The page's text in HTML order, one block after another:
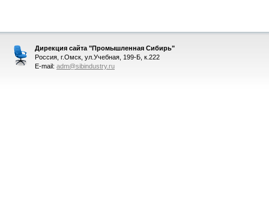
Дирекция сайта "Промышленная Сибирь"
Россия, г.Омск, ул.Учебная, 199-Б, к.222
E-mail: adm@sibindustry.ru